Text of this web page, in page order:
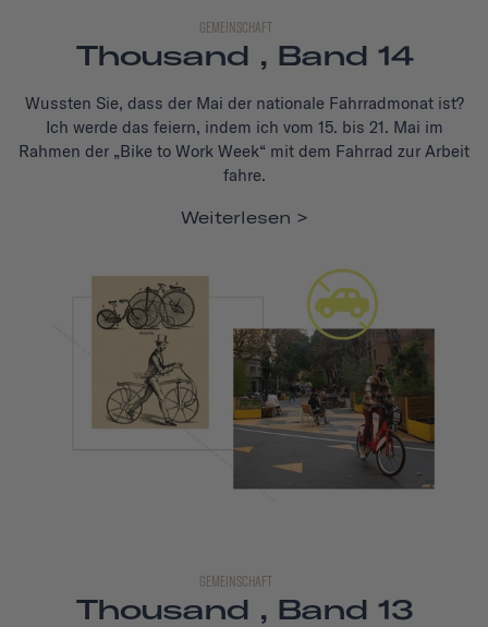
GEMEINSCHAFT
Thousand , Band 14
Wussten Sie, dass der Mai der nationale Fahrradmonat ist?
Ich werde das feiern, indem ich vom 15. bis 21. Mai im
Rahmen der „Bike to Work Week“ mit dem Fahrrad zur Arbeit
fahre.
Weiterlesen
GEMEINSCHAFT
Thousand , Band 13